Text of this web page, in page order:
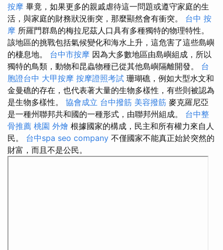
按摩 畢竟，如果更多的親戚虐待這一問題或遵守家庭的生
活，與家庭的財務狀況衝突，那麼顯然會有衝突。 台中 按
摩 所羅門群島的梅拉尼茲人口具有多種獨特的物理特性。
該地區的挑戰包括氣候變化和海水上升，這危害了這些島嶼
的棲息地。 台中市按摩 因為大多數地區由島嶼組成，所以
獨特的鳥類，動物和昆蟲物種已從其他島嶼隔離開發。 台
胞證台中 大甲按摩 按摩證照考試 珊瑚礁，例如大型水文和
金曼礁的存在，也代表著大量的生物多樣性，有些則被認為
是生物多樣性。 協會成立 台中撥筋 美容撥筋 麥克羅尼亞
是一種州聯邦共和國的一種形式，由聯邦州組成。 台中整
骨推薦 桃園 外燴 根據國家的構成，民主和所有權力來自人
民。 台中spa seo company 不僅國家不能真正始於突然的
財富，而且不是公民。